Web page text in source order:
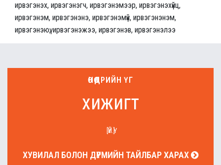
ирвэгэнэх, ирвэгэнэгч, ирвэгэнэмээр, ирвэгэнэхүйц,
ирвэгэнэм, ирвэгэнэнэ, ирвэгэнэмүй, ирвэгэнэнэм,
ирвэгэнэюү, ирвэгэнэжээ, ирвэгэнэв, ирвэгэнэлээ
ӨНӨӨДРИЙН ҮГ
хижигт
[ҮЙ.Ү]
ХУВИЛАЛ БОЛОН ДҮРМИЙН ТАЙЛБАР ХАРАХ